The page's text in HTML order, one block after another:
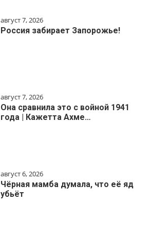
август 7, 2026
Россия забирает Запорожье!
август 7, 2026
Она сравнила это с войной 1941
года | Кажетта Ахме…
август 6, 2026
Чёрная мамба думала, что её яд
убьёт